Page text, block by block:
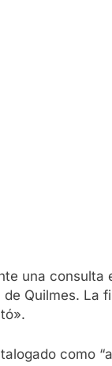
una consulta
Quilmes. La
como